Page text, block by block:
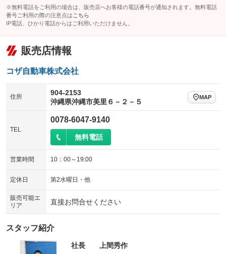
※無料電話をご利用の場合は、販売店へお客様の電話番号が通知されます。無料電話
番号ご利用の際の注意点は こちら
IP電話、ひかり電話からはご利用いただけません。
販売店情報
コザ自動車株式会社
住所
904-2153
沖縄県沖縄市美里６－２－５
MAP
TEL
0078-6047-9140
無料電話
営業時間 10：00～19:00
定休日 第2水曜日・他
販売可能エ
リア
直接お問合せください
スタッフ紹介
社長 上間秀作